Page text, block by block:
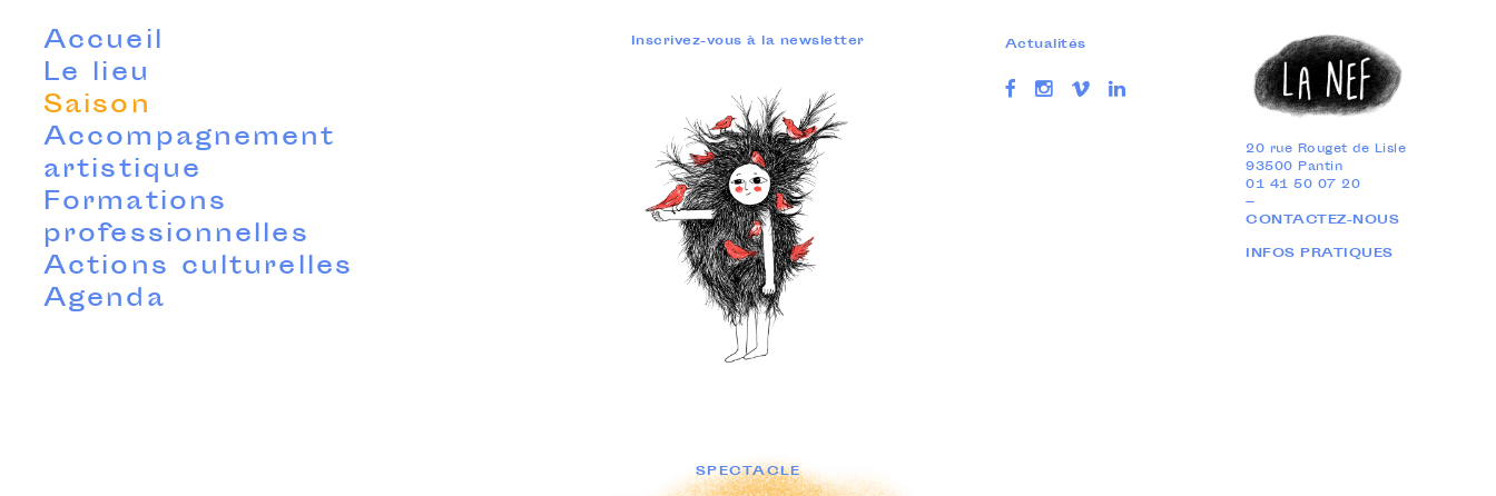
Accueil
Le lieu
Saison
Accompagnement
artistique
Formations
professionnelles
Actions culturelles
Agenda
Inscrivez-vous à la newsletter Actualités
20 rue Rouget de Lisle
93500 Pantin
01 41 50 07 20
—
CONTACTEZ-NOUS
INFOS PRATIQUES
SPECTACLE